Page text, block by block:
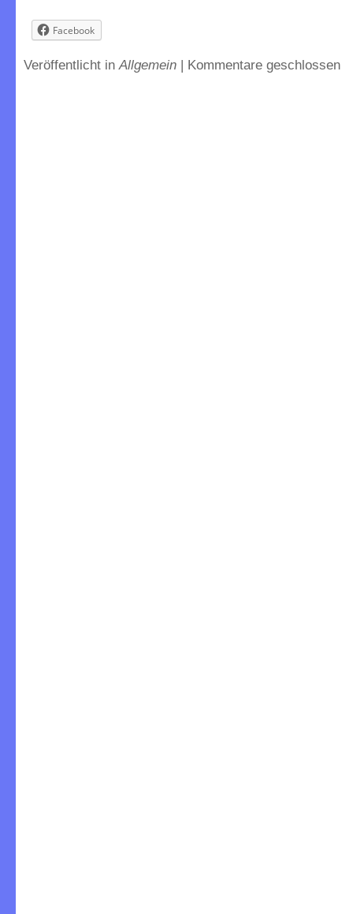
Facebook
Veröffentlicht inAllgemein | Kommentare geschlossen